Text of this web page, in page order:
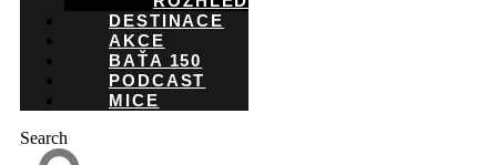
DESTINACE
AKCE
BAŤA 150
PODCAST
MICE
Search